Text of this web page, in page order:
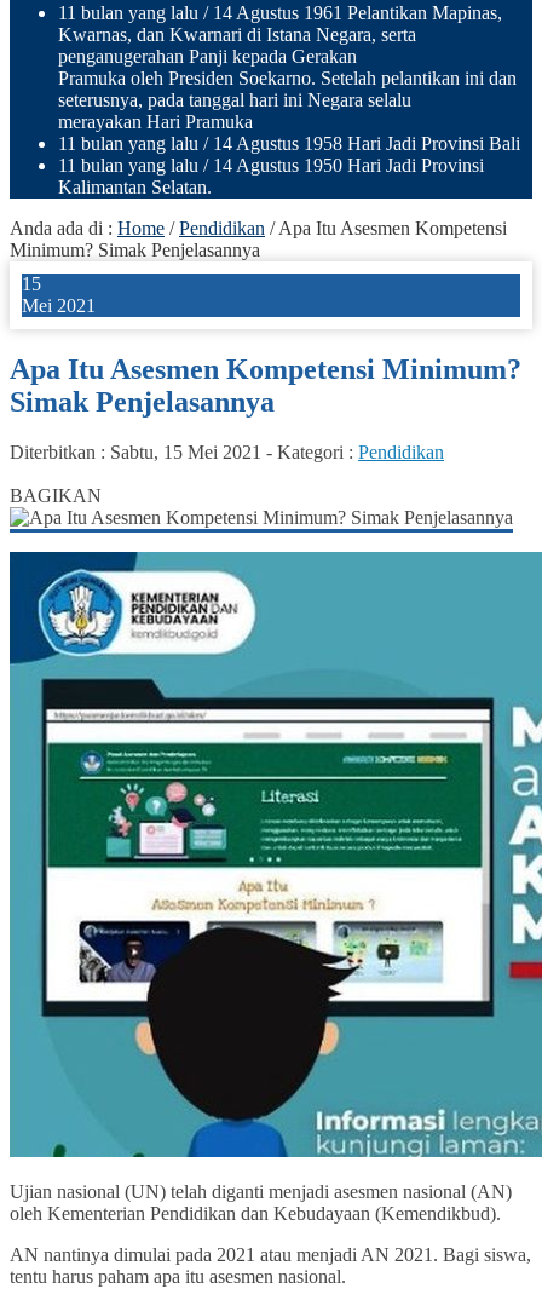
11 bulan yang lalu / 14 Agustus 1961 Pelantikan Mapinas,
Kwarnas, dan Kwarnari di Istana Negara, serta
penganugerahan Panji kepada Gerakan
Pramuka oleh Presiden Soekarno. Setelah pelantikan ini dan
seterusnya, pada tanggal hari ini Negara selalu
merayakan Hari Pramuka
11 bulan yang lalu / 14 Agustus 1958 Hari Jadi Provinsi Bali
11 bulan yang lalu / 14 Agustus 1950 Hari Jadi Provinsi
Kalimantan Selatan.
Anda ada di : Home /Pendidikan /Apa Itu Asesmen Kompetensi
Minimum? Simak Penjelasannya
15
Mei 2021
Apa Itu Asesmen Kompetensi Minimum?
Simak Penjelasannya
Diterbitkan : Sabtu, 15 Mei 2021 - Kategori : Pendidikan
BAGIKAN
Ujian nasional (UN) telah diganti menjadi asesmen nasional (AN)
oleh Kementerian Pendidikan dan Kebudayaan (Kemendikbud).
AN nantinya dimulai pada 2021 atau menjadi AN 2021. Bagi siswa,
tentu harus paham apa itu asesmen nasional.